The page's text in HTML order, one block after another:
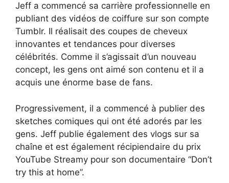
Jeff a commencé sa carrière professionnelle en
publiant des vidéos de coiffure sur son compte
Tumblr. Il réalisait des coupes de cheveux
innovantes et tendances pour diverses
célébrités. Comme il s’agissait d’un nouveau
concept, les gens ont aimé son contenu et il a
acquis une énorme base de fans.
Progressivement, il a commencé à publier des
sketches comiques qui ont été adorés par les
gens. Jeff publie également des vlogs sur sa
chaîne et est également récipiendaire du prix
YouTube Streamy pour son documentaire “Don’t
try this at home”.